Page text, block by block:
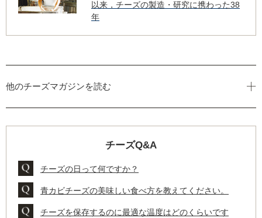
以来，チーズの製造・研究に携わった38
年
他のチーズマガジンを読む
チーズQ&A
チーズの日って何ですか？
青カビチーズの美味しい食べ方を教えてください。
チーズを保存するのに最適な温度はどのくらいです